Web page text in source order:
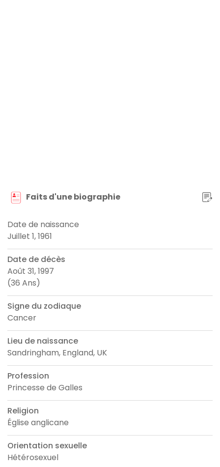
Faits d'une biographie
Date de naissance
Juillet 1, 1961
Date de décès
Août 31, 1997
(36 Ans)
Signe du zodiaque
Cancer
Lieu de naissance
Sandringham, England, UK
Profession
Princesse de Galles
Religion
Église anglicane
Orientation sexuelle
Hétérosexuel